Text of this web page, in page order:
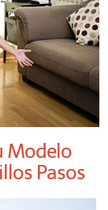
Modelo
Pasos